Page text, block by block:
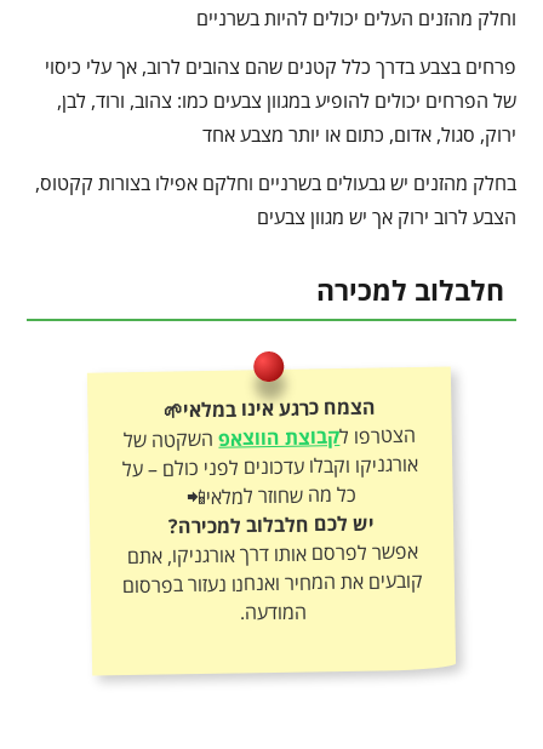
וחלק מהזנים העלים יכולים להיות בשרניים
פרחים בצבע בדרך כלל קטנים שהם צהובים לרוב, אך עלי כיסוי
של הפרחים יכולים להופיע במגוון צבעים כמו: צהוב, ורוד, לבן,
ירוק, סגול, אדום, כתום או יותר מצבע אחד
בחלק מהזנים יש גבעולים בשרניים וחלקם אפילו בצורות קקטוס,
הצבע לרוב ירוק אך יש מגוון צבעים
חלבלוב למכירה
הצמח כרגע אינו במלאי🌱
הצטרפו לקבוצת הווצאפהשקטה של
אורגניקו וקבלו עדכונים לפני כולם – על
כל מה שחוזר למלאי📲
יש לכם חלבלוב למכירה?
אפשר לפרסם אותו דרך אורגניקו, אתם
קובעים את המחיר ואנחנו נעזור בפרסום
המודעה.